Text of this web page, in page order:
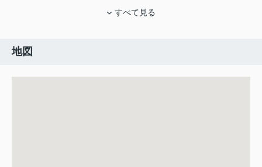
すべて見る
地図